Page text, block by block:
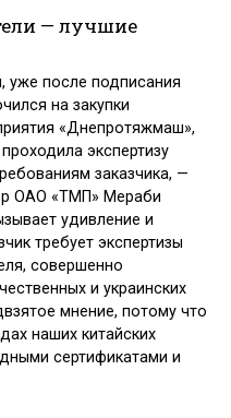
— лучшие
после подписания
на закупки
«Днепротяжмаш»,
экспертизу
заказчика, —
ОАО «ТМП» Мераби
удивление и
требует экспертизы
совершенно
и украинских
мнение, потому что
наших китайских
сертификатами и